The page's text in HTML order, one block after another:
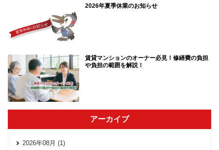
2026年夏季休業のお知らせ
賃貸マンションのオーナー必見！修繕費の負担
や負担の範囲を解説！
アーカイブ
2026年08月 (1)